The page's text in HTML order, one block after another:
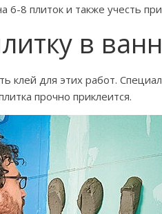
6-8 плиток и также учесть
в
клей для этих работ.
прочно приклеится.